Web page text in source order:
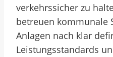
verkehrssicher zu
betreuen kommunale
Anlagen nach klar
Leistungsstandards